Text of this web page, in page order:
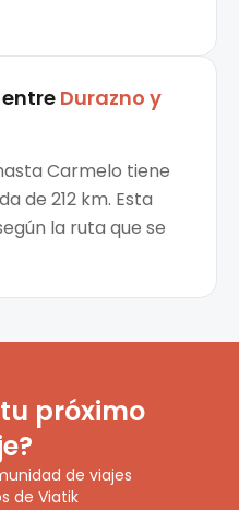
Durazno y
Carmelo tiene
de 212 km. Esta
la ruta que se
próximo
de viajes
de Viatik